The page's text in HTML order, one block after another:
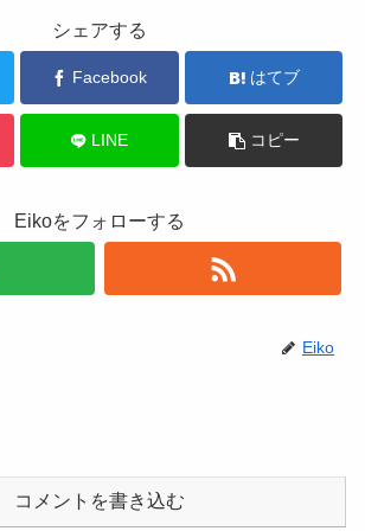
シェアする
Facebook はてブ
LINE コピー
Eikoをフォローする
Eiko
コメントを書き込む